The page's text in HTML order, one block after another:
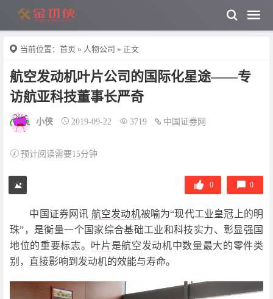
当前位置： 首页 » 人物公司 » 正文
航空发动机叶片公司的国际化星途——专
访航亚科技董事长严奇
小侠 2019-09-22 3719 中国证券网
预计阅读需要15分钟
0 0
中国证券网讯 航空发动机被喻为“现代工业皇冠上的明
珠”，是衡量一个国家综合基础工业和科技实力、彰显强国
地位的重要标志。 叶片是航空发动机中数量最大的零件类
别，直接影响到发动机的效能与寿命。